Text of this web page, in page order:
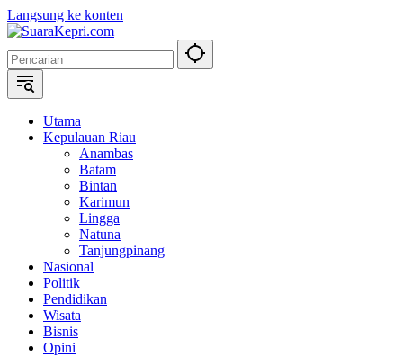
Langsung ke konten
Utama
Kepulauan Riau
Anambas
Batam
Bintan
Karimun
Lingga
Natuna
Tanjungpinang
Nasional
Politik
Pendidikan
Wisata
Bisnis
Opini